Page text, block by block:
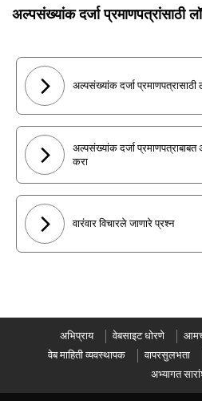
अल्पसंख्यांक दर्जा प्रमाणपत्रांसाठी
अल्पसंख्यांक दर्जा
अल्पसंख्यांक दर्जा
करा
वारंवार विचारले जाणारे प्रश्न
अभिप्राय वेबसाइट धोरणे
वेब माहिती व्यवस्थापक
वापरसुलभता
अभ्यागत